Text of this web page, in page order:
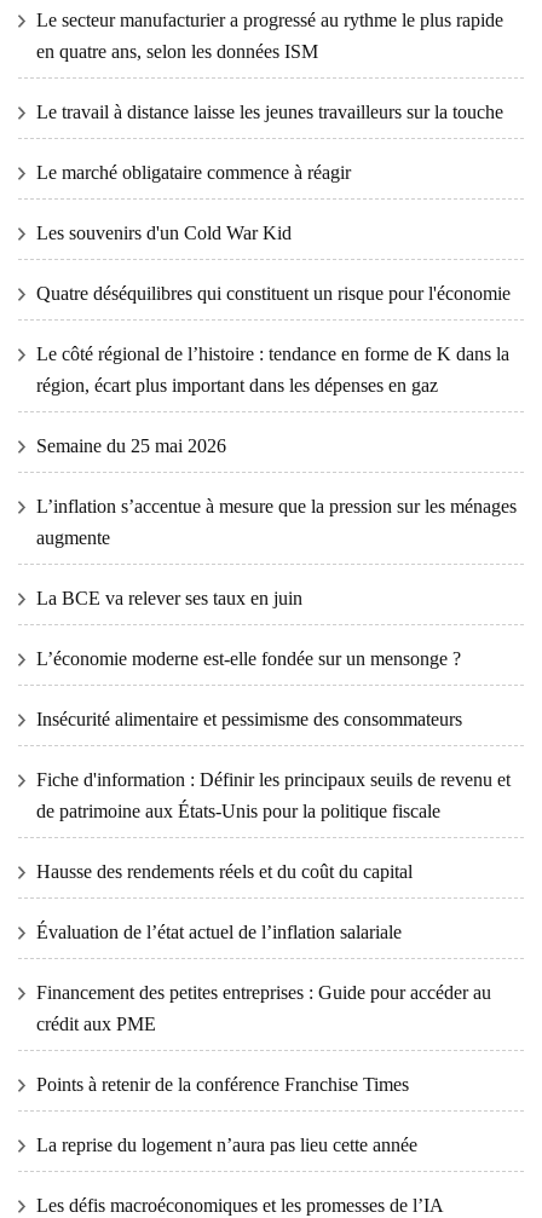
Le secteur manufacturier a progressé au rythme le plus rapide
en quatre ans, selon les données ISM
Le travail à distance laisse les jeunes travailleurs sur la touche
Le marché obligataire commence à réagir
Les souvenirs d'un Cold War Kid
Quatre déséquilibres qui constituent un risque pour l'économie
Le côté régional de l’histoire : tendance en forme de K dans la
région, écart plus important dans les dépenses en gaz
Semaine du 25 mai 2026
L’inflation s’accentue à mesure que la pression sur les ménages
augmente
La BCE va relever ses taux en juin
L’économie moderne est-elle fondée sur un mensonge ?
Insécurité alimentaire et pessimisme des consommateurs
Fiche d'information : Définir les principaux seuils de revenu et
de patrimoine aux États-Unis pour la politique fiscale
Hausse des rendements réels et du coût du capital
Évaluation de l’état actuel de l’inflation salariale
Financement des petites entreprises : Guide pour accéder au
crédit aux PME
Points à retenir de la conférence Franchise Times
La reprise du logement n’aura pas lieu cette année
Les défis macroéconomiques et les promesses de l’IA